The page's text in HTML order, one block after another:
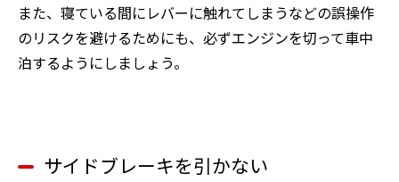
また、寝ている間にレバーに触れてしまうなどの誤操作
のリスクを避けるためにも、必ずエンジンを切って車中
泊するようにしましょう。
サイドブレーキを引かない